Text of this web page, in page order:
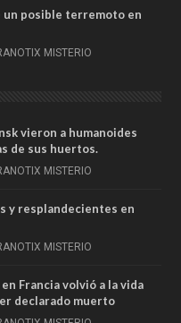
posible terremoto en
MISTERIO
vieron a humanoides
de sus huertos.
MISTERIO
y resplandecientes en
MISTERIO
Francia volvió a la vida
declarado muerto